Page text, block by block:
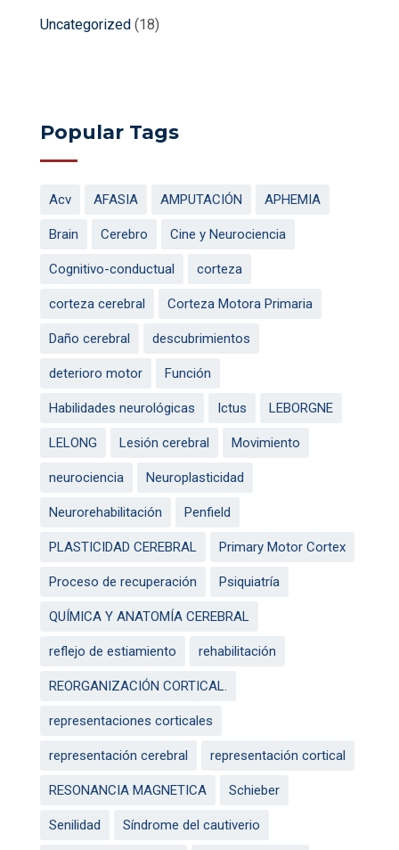
Uncategorized (18)
Popular Tags
Acv AFASIA AMPUTACIÓN APHEMIA
Brain Cerebro Cine y Neurociencia
Cognitivo-conductual corteza
corteza cerebral Corteza Motora Primaria
Daño cerebral descubrimientos
deterioro motor Función
Habilidades neurológicas Ictus LEBORGNE
LELONG Lesión cerebral Movimiento
neurociencia Neuroplasticidad
Neurorehabilitación Penfield
PLASTICIDAD CEREBRAL Primary Motor Cortex
Proceso de recuperación Psiquiatría
QUÍMICA Y ANATOMÍA CEREBRAL
reflejo de estiamiento rehabilitación
REORGANIZACIÓN CORTICAL.
representaciones corticales
representación cerebral representación cortical
RESONANCIA MAGNETICA Schieber
Senilidad Síndrome del cautiverio